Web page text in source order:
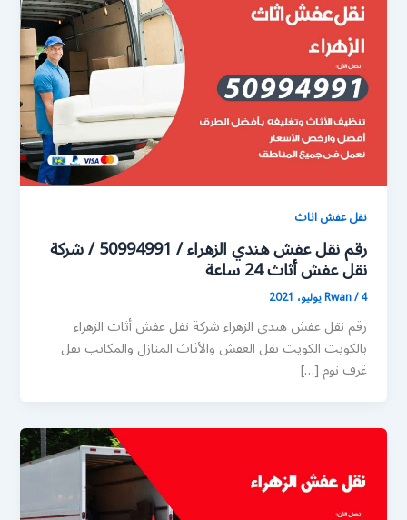
نقل عفش اثاث
رقم نقل عفش هندي الزهراء / 50994991 / شركة
نقل عفش أثاث 24 ساعة
Rwan/4 يوليو، 2021
رقم نقل عفش هندي الزهراء شركة نقل عفش أثاث الزهراء
بالكويت الكويت نقل العفش والأثاث المنازل والمكاتب نقل
غرف نوم […]